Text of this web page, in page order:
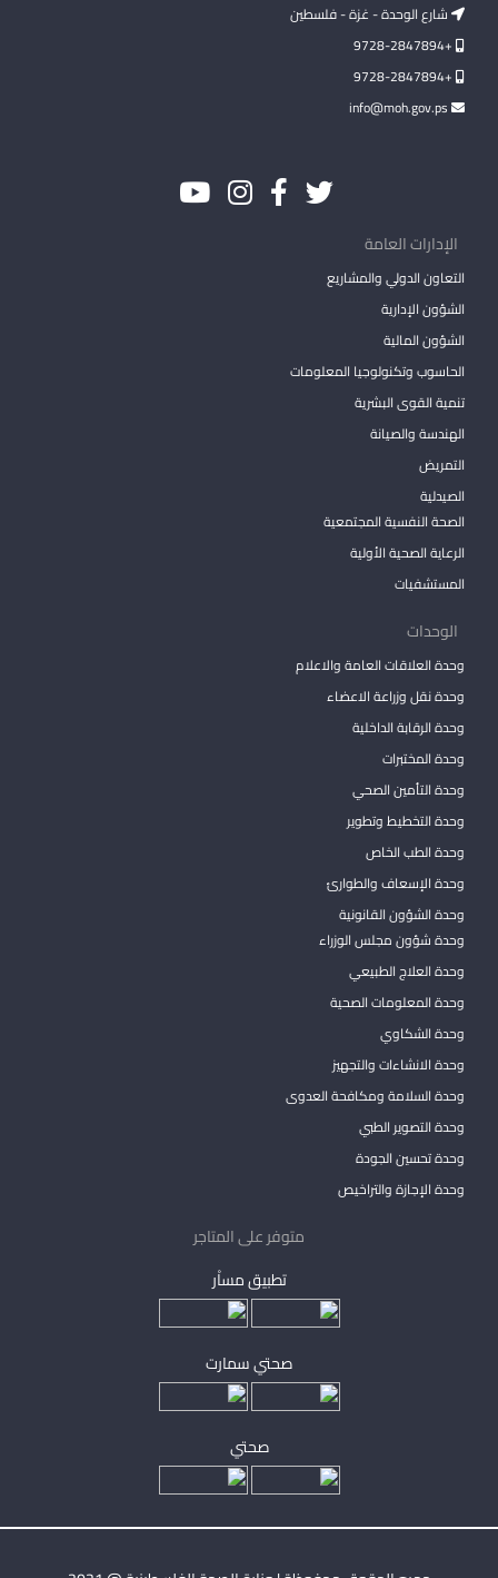
شارع الوحدة - غزة - فلسطين
+9728-2847894
+9728-2847894
الإدارات العامة
التعاون الدولي والمشاريع
الشؤون الإدارية
الشؤون المالية
الحاسوب وتكنولوجيا المعلومات
تنمية القوى البشرية
الهندسة والصيانة
التمريض
الصيدلية
الصحة النفسية المجتمعية
الرعاية الصحية الأولية
المستشفيات
الوحدات
وحدة العلاقات العامة والاعلام
وحدة نقل وزراعة الاعضاء
وحدة الرقابة الداخلية
وحدة المختبرات
وحدة التأمين الصحي
وحدة التخطيط وتطوير
وحدة الطب الخاص
وحدة الإسعاف والطوارئ
وحدة الشؤون القانونية
وحدة شؤون مجلس الوزراء
وحدة العلاج الطبيعي
وحدة المعلومات الصحية
وحدة الشكاوي
وحدة الانشاءات والتجهيز
وحدة السلامة ومكافحة العدوى
وحدة التصوير الطبي
وحدة تحسين الجودة
وحدة الإجازة والتراخيص
متوفر على المتاجر
تطبيق مساْر
صحتي سمارت
صحتي